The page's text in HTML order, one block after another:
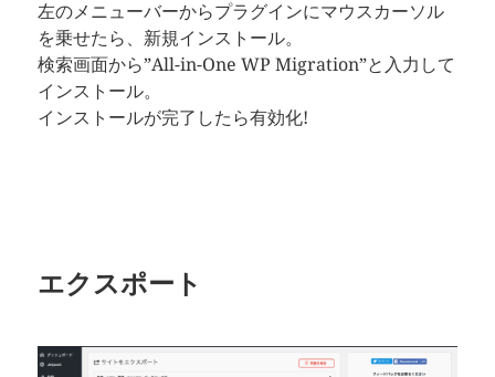
左のメニューバーからプラグインにマウスカーソル
を乗せたら、新規インストール。
検索画面から”All-in-One WP Migration”と入力して
インストール。
インストールが完了したら有効化!
エクスポート